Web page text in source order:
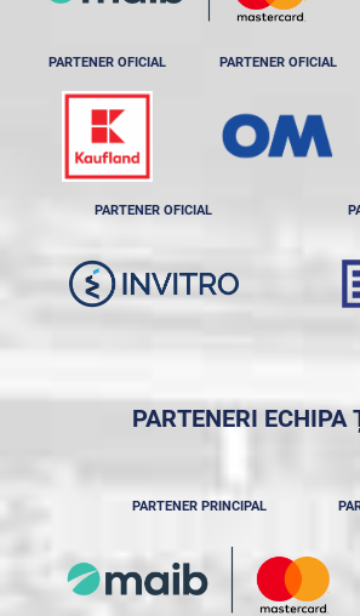
PARTENER OFICIAL PARTENER OFICIAL
PARTENER OFICIAL
PARTENERI ECHIPA
PARTENER PRINCIPAL